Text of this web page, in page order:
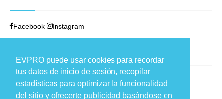
EVPRO puede usar cookies para recordar
tus datos de inicio de sesión, recopilar
estadísticas para optimizar la funcionalidad
del sitio y ofrecerte publicidad basándose en
Facebook Instagram
TRABAJAMOS EN
Carretera de Fuencarral, 44
Edificio 9, loft 1 – 28108 Alcobendas (Madrid)